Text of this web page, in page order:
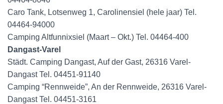
Caro Tank, Lotsenweg 1, Carolinensiel (hele jaar) Tel.
04464-94000
Camping Altfunnixsiel (Maart – Okt.) Tel. 04464-400
Dangast-Varel
Städt. Camping Dangast, Auf der Gast, 26316 Varel-
Dangast Tel. 04451-91140
Camping “Rennweide”, An der Rennweide, 26316 Varel-
Dangast Tel. 04451-3161